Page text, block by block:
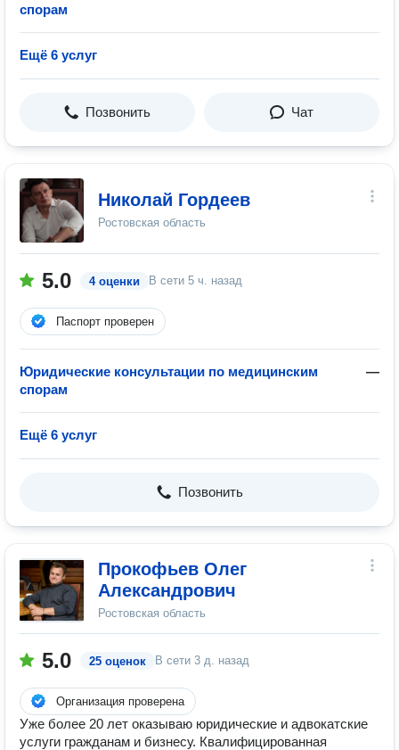
спорам
Ещё 6 услуг
Позвонить Чат
Николай Гордеев
Ростовская область
5.0 4 оценки В сети 5 ч. назад
Паспорт проверен
Юридические консультации по медицинским
спорам
—
Ещё 6 услуг
Позвонить
Прокофьев Олег
Александрович
Ростовская область
5.0 25 оценок В сети 3 д. назад
Организация проверена
Уже более 20 лет оказываю юридические и адвокатские
услуги гражданам и бизнесу. Квалифицированная